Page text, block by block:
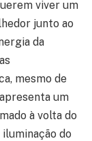
viver um
junto ao
da
mesmo de
um
à volta do
do